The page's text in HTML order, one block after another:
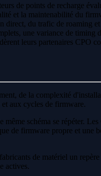
de points de recharge
et la maintenabilité du
du trafic de roaming
une variance de
leurs partenaires
de la complexité
aux cycles de firmware.
schéma se répéter.
de firmware propre et une
de matériel un
actives.